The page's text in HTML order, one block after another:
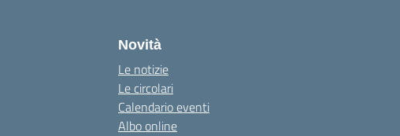
Novità
Le notizie
Le circolari
Calendario eventi
Albo online